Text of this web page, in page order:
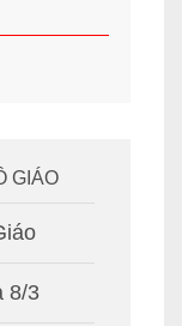
GIÁO
8/3